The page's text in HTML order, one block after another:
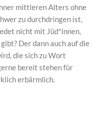
mittleren Alters ohne
zu durchdringen ist,
nicht mit Jüd*innen,
Der dann auch auf die
die sich zu Wort
bereit stehen für
erbärmlich.